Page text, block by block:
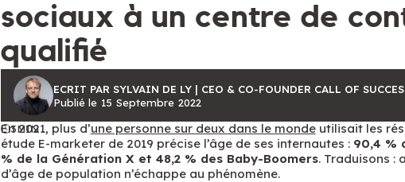
sociaux à un centre de
qualifié
ECRIT PAR SYLVAIN DE LY | CEO & CO-FOUNDER CALL OF
Publié le 15 Septembre 2022
3MIN
En 2021, plus d’une personne sur deux dans le mondeutilisait les
étude E-marketer de 2019 précise l’âge de ses internautes : 90,4 %
% de la Génération X et 48,2 % des Baby-Boomers. Traduisons :
d’âge de population n’échappe au phénomène.